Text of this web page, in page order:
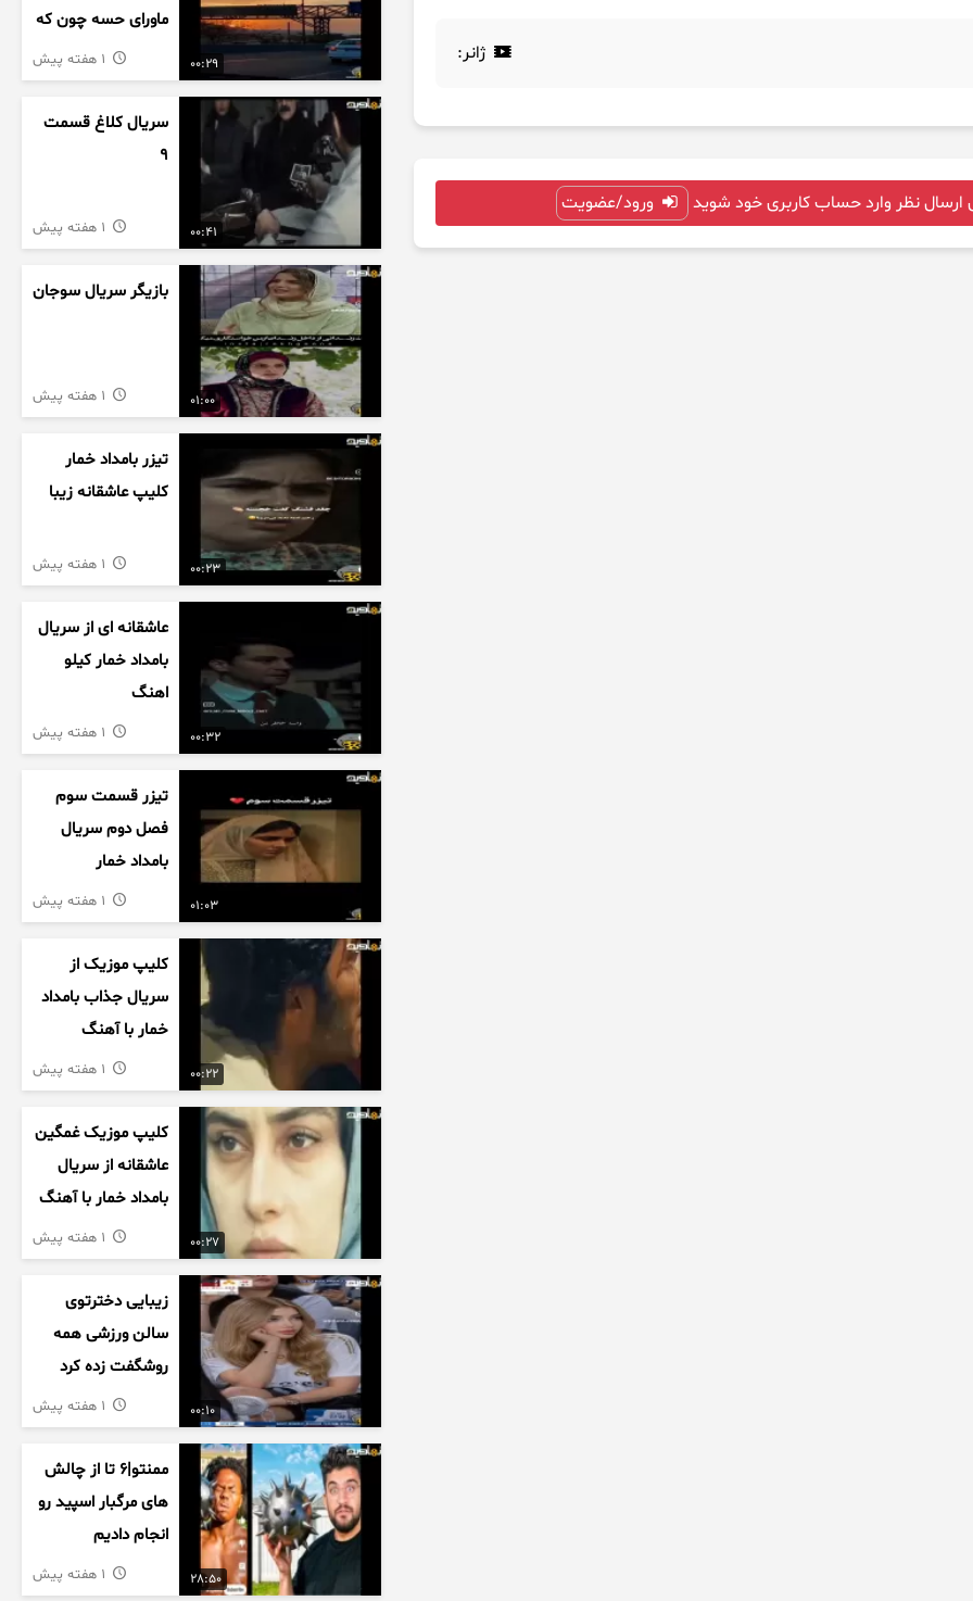
ژانر:
ارسال نظر وارد حساب کاربری خود شوید ورود/عضویت
00:29
ماورای حسه چون که
داریم می رسیم به
اخرای قصه
00:41
سریال کلاغ قسمت
9
01:00
بازیگر سریال سوجان
00:23
تیزر بامداد خمار
کلیپ عاشقانه زیبا
00:32
عاشقانه ای از سریال
بامداد خمار کیلو
اهنگ
01:03
تیزر قسمت سوم
فصل دوم سریال
بامداد خمار
00:22
کلیپ موزیک از
سریال جذاب بامداد
خمار با آهنگ
عاشقانه
00:27
کلیپ موزیک غمگین
عاشقانه از سریال
بامداد خمار با آهنگ
احسان خواجه امیری
00:10
زیبایی دخترتوی
سالن ورزشی همه
روشگفت زده کرد
28:50
ممنتو|۶ تا از چالش
های مرگبار اسپید رو
انجام دادیم